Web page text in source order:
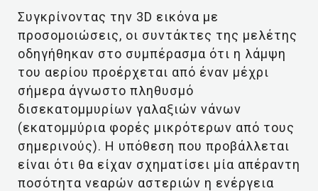
Συγκρίνοντας την 3D εικόνα με
προσομοιώσεις, οι συντάκτες της μελέτης
οδηγήθηκαν στο συμπέρασμα ότι η λάμψη
του αερίου προέρχεται από έναν μέχρι
σήμερα άγνωστο πληθυσμό
δισεκατομμυρίων γαλαξιών νάνων
(εκατομμύρια φορές μικρότερων από τους
σημερινούς). Η υπόθεση που προβάλλεται
είναι ότι θα είχαν σχηματίσει μία απέραντη
ποσότητα νεαρών αστεριών η ενέργεια